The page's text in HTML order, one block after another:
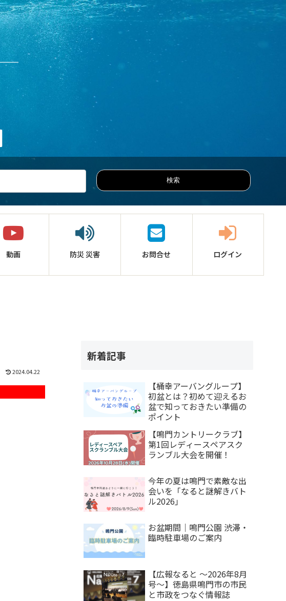
動画 防災 災害 お問合せ ログイン
2024.04.22
新着記事
【桶幸アーバングループ】
初盆とは？初めて迎えるお
盆で知っておきたい準備の
ポイント
【鳴門カントリークラブ】
第1回レディースペアスク
ランブル大会を開催！
今年の夏は鳴門で素敵な出
会いを「なると謎解きバト
ル2026」
お盆期間｜鳴門公園 渋滞・
臨時駐車場のご案内
【広報なると ～2026年8月
号～】徳島県鳴門市の市民
と市政をつなぐ情報誌